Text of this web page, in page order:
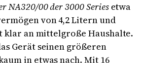
NA320/00 der 3000 Seriesetwa
von 4,2 Litern und
klar an mittelgroße Haushalte.
Gerät seinen größeren
in etwas nach. Mit 16